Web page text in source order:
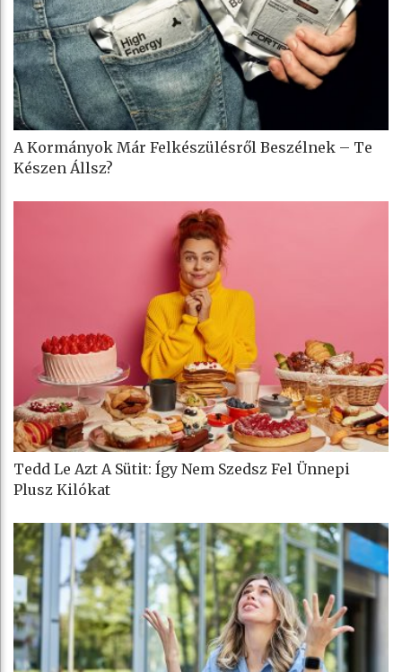
A Kormányok Már Felkészülésről Beszélnek – Te
Készen Állsz?
Tedd Le Azt A Sütit: Így Nem Szedsz Fel Ünnepi
Plusz Kilókat